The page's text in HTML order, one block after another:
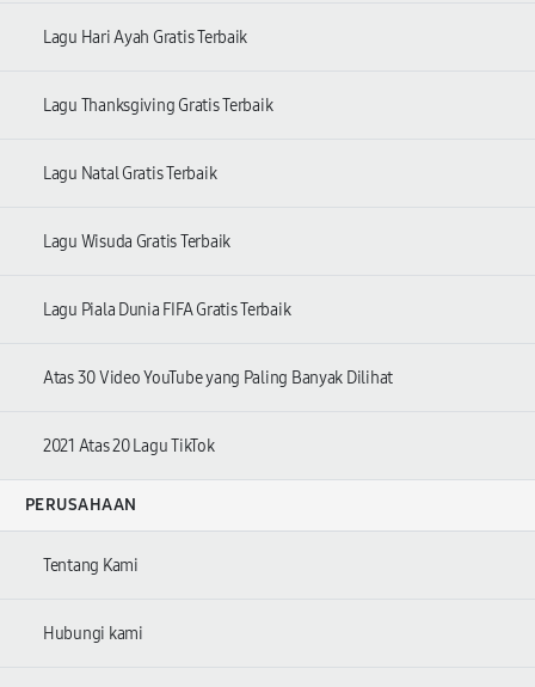
Lagu Hari Ayah Gratis Terbaik
Lagu Thanksgiving Gratis Terbaik
Lagu Natal Gratis Terbaik
Lagu Wisuda Gratis Terbaik
Lagu Piala Dunia FIFA Gratis Terbaik
Atas 30 Video YouTube yang Paling Banyak Dilihat
2021 Atas 20 Lagu TikTok
PERUSAHAAN
Tentang Kami
Hubungi kami